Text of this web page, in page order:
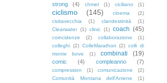
strong
(4) chmet (1) ciciliano (1)
ciclismo (145) cinema
(2)
civitavecchia
(1) clandestinità
(1)
Clearwater (1) clinic (1) coach (45)
coincidenze (2) collaborazione
(1)
colleghi (2) ColleMarathon (2) colli di
monte bove
(1) combinati (19)
comic (4) compleanno (7)
compression (1) comunicazione
(2)
Comunità Montana dell'Aniene
(1)